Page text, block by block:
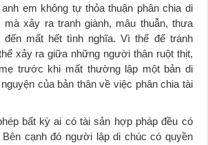
em không tự thỏa thuận phân chia di
xảy ra tranh giành, mâu thuẫn, thưa
đến mất hết tình nghĩa. Vì thế để tránh
xảy ra giữa những người thân ruột thịt,
trước khi mất thường lập một bản di
của bản thân về việc phân chia tài
bất kỳ ai có tài sản hợp pháp đều có
cạnh đó người lập di chúc có quyền